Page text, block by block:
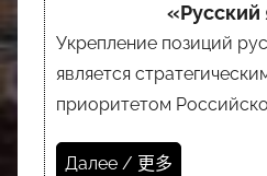
«Русский
Укрепление позиций
является
приоритетом
Далее / 更多